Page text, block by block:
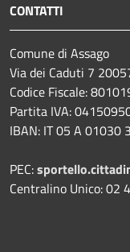
CONTATTI
Comune di Assago
Via dei Caduti 7
Codice Fiscale:
Partita IVA:
IBAN: IT 05 A
PEC:
Centralino Unico: 02